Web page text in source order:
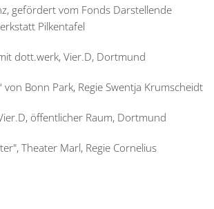
gefördert vom Fonds Darstellende
Pilkentafel
dott.werk, Vier.D, Dortmund
von Bonn Park, Regie Swentja Krumscheidt
öffentlicher Raum, Dortmund
Theater Marl, Regie Cornelius